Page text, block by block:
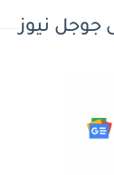
جوجل نيوز